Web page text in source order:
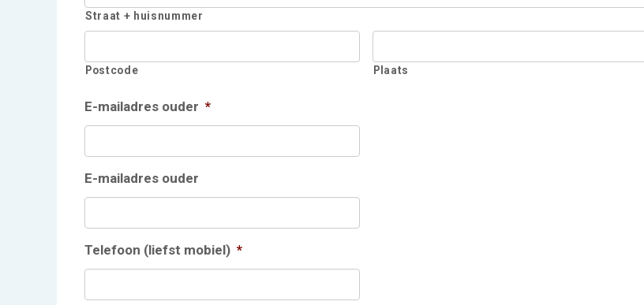
Straat + huisnummer
Postcode Plaats
E-mailadres ouder *
E-mailadres ouder
Telefoon (liefst mobiel) *